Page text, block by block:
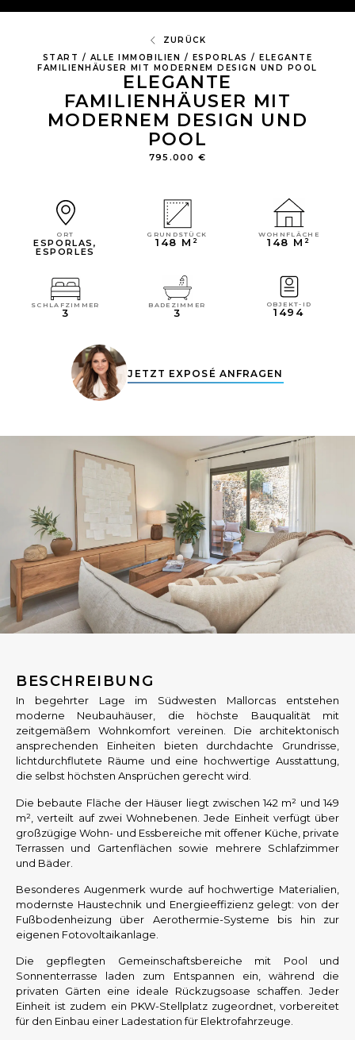
ZURÜCK
START / ALLE IMMOBILIEN / ESPORLAS /
ELEGANTE
FAMILIENHÄUSER MIT MODERNEM DESIGN UND POOL
ELEGANTE
FAMILIENHÄUSER MIT
MODERNEM DESIGN UND
POOL
795.000 €
ORT
ESPORLAS ,
ESPORLES
GRUNDSTÜCK
148 M²
WOHNFLÄCHE
148 M²
SCHLAFZIMMER
3
BADEZIMMER
3
OBJEKT-ID
1494
JETZT EXPOSÉ ANFRAGEN
BESCHREIBUNG
In begehrter Lage im Südwesten Mallorcas entstehen
moderne Neubauhäuser, die höchste Bauqualität mit
zeitgemäßem Wohnkomfort vereinen. Die architektonisch
ansprechenden Einheiten bieten durchdachte Grundrisse,
lichtdurchflutete Räume und eine hochwertige Ausstattung,
die selbst höchsten Ansprüchen gerecht wird.
Die bebaute Fläche der Häuser liegt zwischen 142 m² und 149
m², verteilt auf zwei Wohnebenen. Jede Einheit verfügt über
großzügige Wohn- und Essbereiche mit offener Küche, private
Terrassen und Gartenflächen sowie mehrere Schlafzimmer
und Bäder.
Besonderes Augenmerk wurde auf hochwertige Materialien,
modernste Haustechnik und Energieeffizienz gelegt: von der
Fußbodenheizung über Aerothermie-Systeme bis hin zur
eigenen Fotovoltaikanlage.
Die gepflegten Gemeinschaftsbereiche mit Pool und
Sonnenterrasse laden zum Entspannen ein, während die
privaten Gärten eine ideale Rückzugsoase schaffen. Jeder
Einheit ist zudem ein PKW-Stellplatz zugeordnet, vorbereitet
für den Einbau einer Ladestation für Elektrofahrzeuge.